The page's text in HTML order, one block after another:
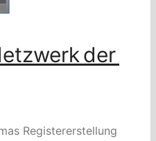
der
Registererstellung